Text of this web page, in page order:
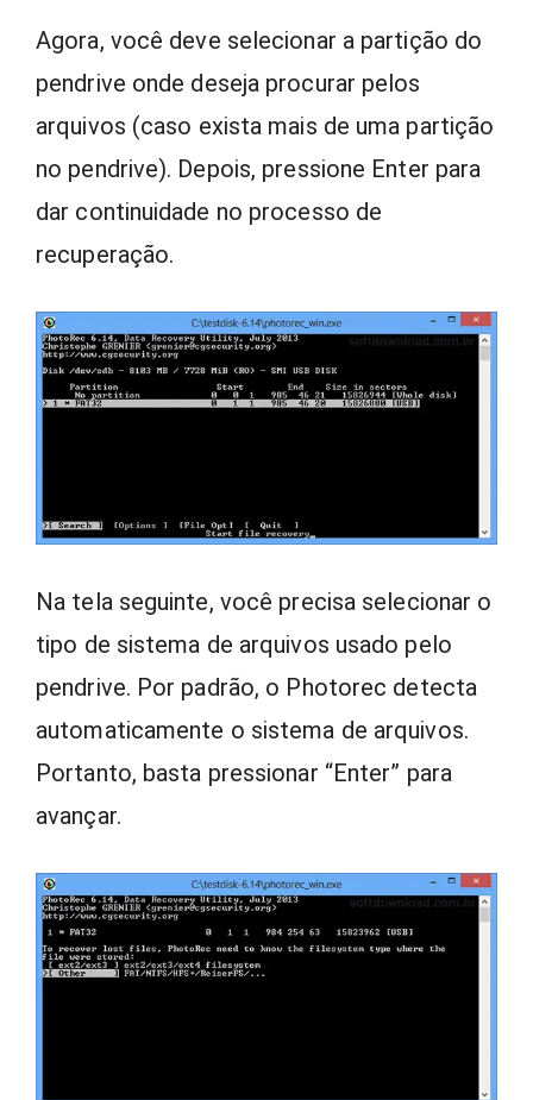
Agora, você deve selecionar a partição do
pendrive onde deseja procurar pelos
arquivos (caso exista mais de uma partição
no pendrive). Depois, pressione Enter para
dar continuidade no processo de
recuperação.
Na tela seguinte, você precisa selecionar o
tipo de sistema de arquivos usado pelo
pendrive. Por padrão, o Photorec detecta
automaticamente o sistema de arquivos.
Portanto, basta pressionar “Enter” para
avançar.